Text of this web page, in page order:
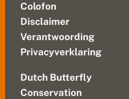
Colofon
Disclaimer
Verantwoording
Privacyverklaring
Dutch Butterfly
Conservation